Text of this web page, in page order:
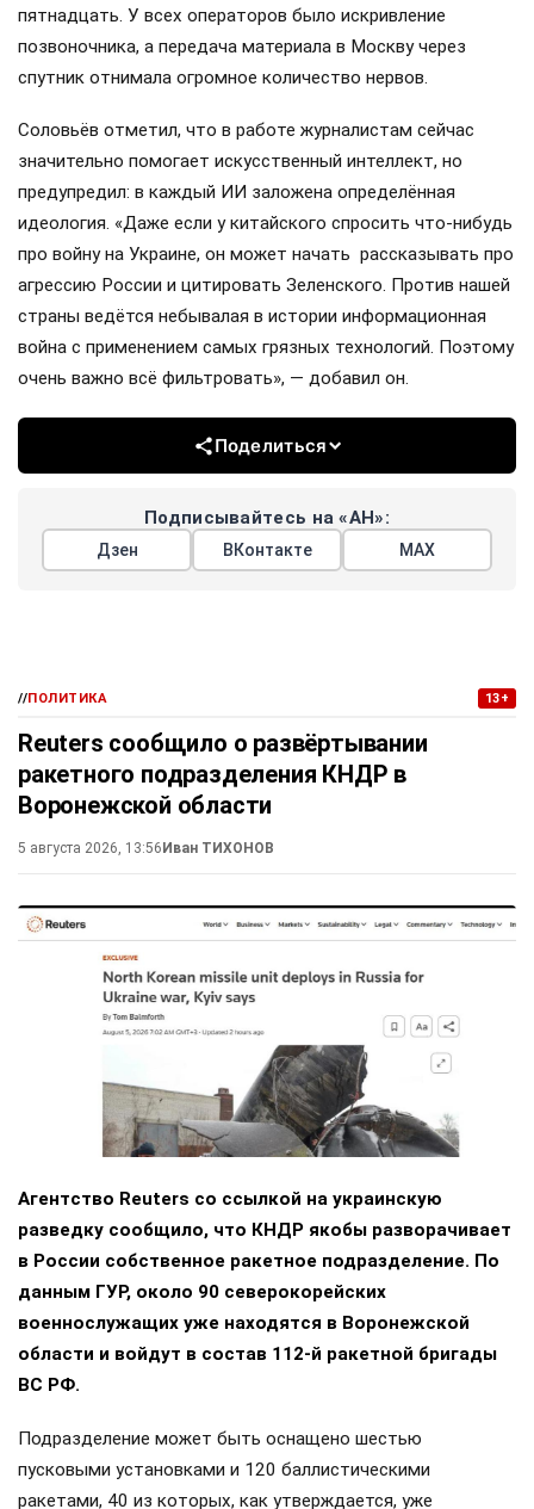
пятнадцать. У всех операторов было искривление
позвоночника, а передача материала в Москву через
спутник отнимала огромное количество нервов.
Соловьёв отметил, что в работе журналистам сейчас
значительно помогает искусственный интеллект, но
предупредил: в каждый ИИ заложена определённая
идеология. «Даже если у китайского спросить что-нибудь
про войну на Украине, он может начать рассказывать про
агрессию России и цитировать Зеленского. Против нашей
страны ведётся небывалая в истории информационная
война с применением самых грязных технологий. Поэтому
очень важно всё фильтровать», — добавил он.
Поделиться
Подписывайтесь на «АН»:
Дзен ВКонтакте МАХ
//ПОЛИТИКА 13+
Reuters сообщило о развёртывании
ракетного подразделения КНДР в
Воронежской области
5 августа 2026, 13:56 Иван ТИХОНОВ
Агентство Reuters со ссылкой на украинскую
разведку сообщило, что КНДР якобы разворачивает
в России собственное ракетное подразделение. По
данным ГУР, около 90 северокорейских
военнослужащих уже находятся в Воронежской
области и войдут в состав 112-й ракетной бригады
ВС РФ.
Подразделение может быть оснащено шестью
пусковыми установками и 120 баллистическими
ракетами, 40 из которых, как утверждается, уже